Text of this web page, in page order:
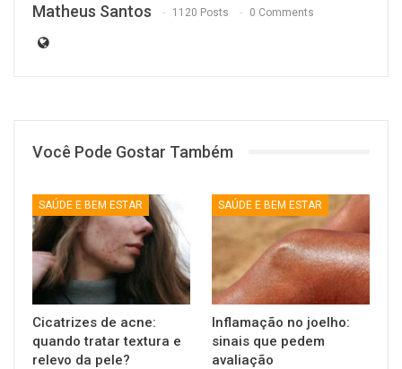
Matheus Santos 1120 Posts 0 Comments
Você Pode Gostar Também
SAÚDE E BEM ESTAR
Cicatrizes de acne:
quando tratar textura e
relevo da pele?
SAÚDE E BEM ESTAR
Inflamação no joelho:
sinais que pedem
avaliação